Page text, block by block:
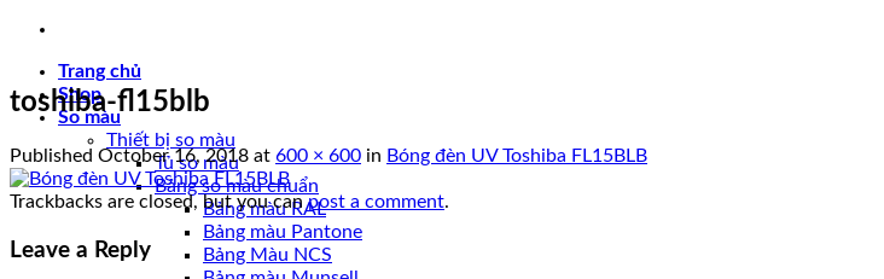
Trang chủ
Shop
So màu
Thiết bị so màu
Tủ so màu
Bảng so màu chuẩn
Bảng màu RAL
Bảng màu Pantone
Bảng Màu NCS
toshiba-fl15blb
Published October 16, 2018 at 600 × 600 in Bóng đèn UV Toshiba FL15BLB
Trackbacks are closed, but you canpost a comment.
Leave a Reply